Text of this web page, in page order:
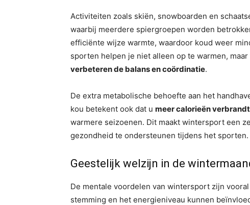
Activiteiten zoals skiën, snowboarden en
waarbij meerdere spiergroepen worden
efficiënte wijze warmte, waardoor koud weer
sporten helpen je niet alleen op te warmen, maar
verbeteren de balans en coördinatie.
De extra metabolische behoefte aan het
kou betekent ook dat u meer calorieën verbrandt
warmere seizoenen. Dit maakt wintersport een
gezondheid te ondersteunen tijdens het sporten.
Geestelijk welzijn in de
De mentale voordelen van wintersport zijn
stemming en het energieniveau kunnen